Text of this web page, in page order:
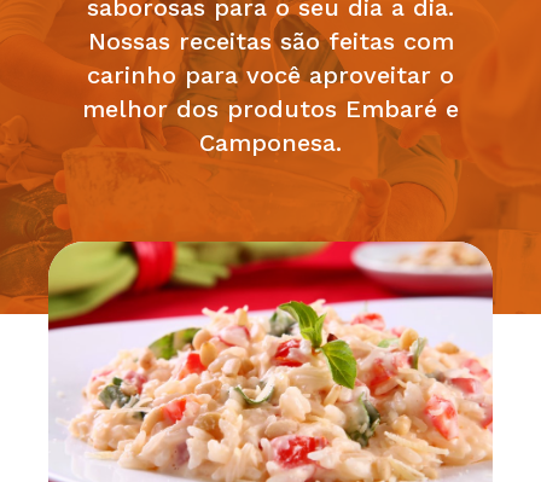
saborosas para o seu dia a dia.
Nossas receitas são feitas com
carinho para você aproveitar o
melhor dos produtos Embaré e
Camponesa.